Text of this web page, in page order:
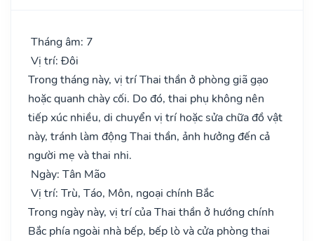
Tháng âm: 7
Vị trí: Đôi
Trong tháng này, vị trí Thai thần ở phòng giã gạo
hoặc quanh chày cối. Do đó, thai phụ không nên
tiếp xúc nhiều, di chuyển vị trí hoặc sửa chữa đồ vật
này, tránh làm động Thai thần, ảnh hưởng đến cả
người mẹ và thai nhi.
Ngày: Tân Mão
Vị trí: Trù, Táo, Môn, ngoại chính Bắc
Trong ngày này, vị trí của Thai thần ở hướng chính
Bắc phía ngoài nhà bếp, bếp lò và cửa phòng thai